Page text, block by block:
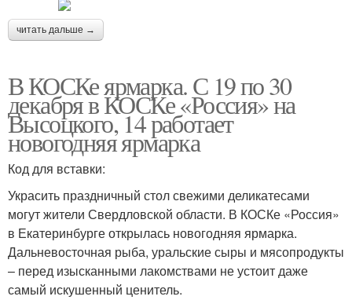
читать дальше →
В КОСКе ярмарка. С 19 по 30
декабря в КОСКе «Россия» на
Высоцкого, 14 работает
новогодняя ярмарка
Код для вставки:
Украсить праздничный стол свежими деликатесами
могут жители Свердловской области. В КОСКе «Россия»
в Екатеринбурге открылась новогодняя ярмарка.
Дальневосточная рыба, уральские сыры и мясопродукты
– перед изысканными лакомствами не устоит даже
самый искушенный ценитель.